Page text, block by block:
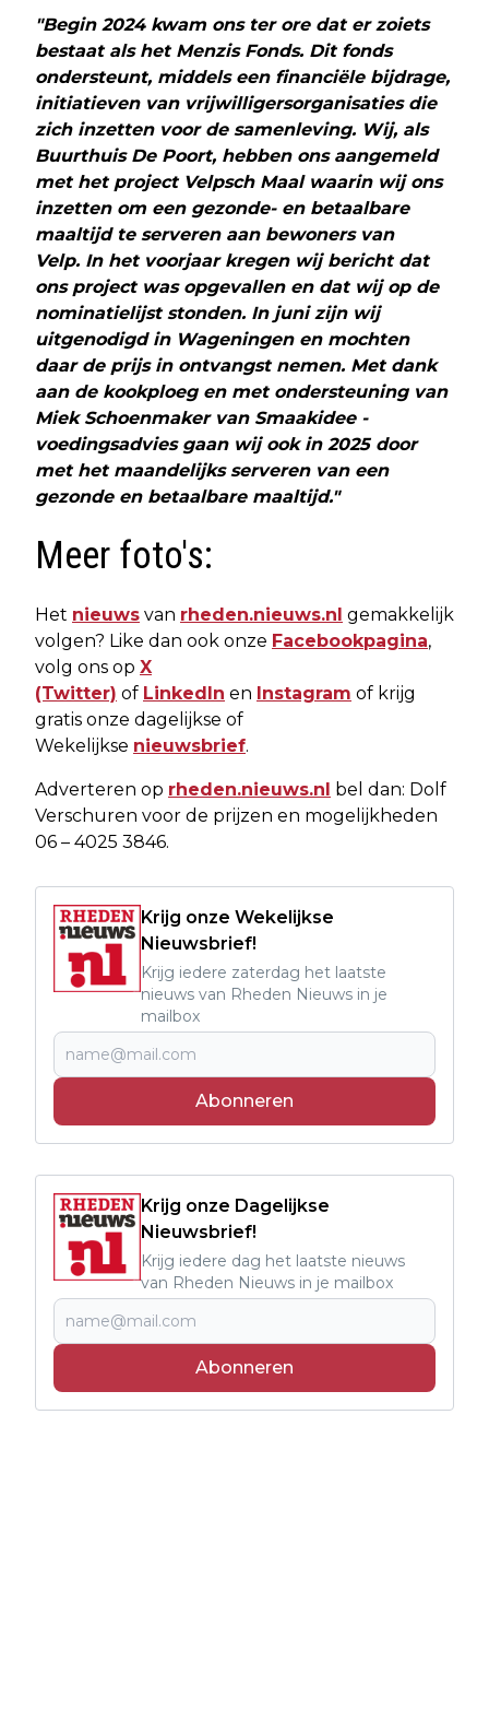
"Begin 2024 kwam ons ter ore dat er zoiets
bestaat als het Menzis Fonds. Dit fonds
ondersteunt, middels een financiële bijdrage,
initiatieven van vrijwilligersorganisaties die
zich inzetten voor de samenleving. Wij, als
Buurthuis De Poort, hebben ons aangemeld
met het project Velpsch Maal waarin wij ons
inzetten om een gezonde- en betaalbare
maaltijd te serveren aan bewoners van
Velp. In het voorjaar kregen wij bericht dat
ons project was opgevallen en dat wij op de
nominatielijst stonden. In juni zijn wij
uitgenodigd in Wageningen en mochten
daar de prijs in ontvangst nemen. Met dank
aan de kookploeg en met ondersteuning van
Miek Schoenmaker van Smaakidee -
voedingsadvies gaan wij ook in 2025 door
met het maandelijks serveren van een
gezonde en betaalbare maaltijd."
Meer foto's:
Het nieuws van rheden.nieuws.nl gemakkelijk
volgen? Like dan ook onze Facebookpagina,
volg ons op X
(Twitter) of LinkedIn en Instagram of krijg
gratis onze dagelijkse of
Wekelijkse nieuwsbrief.
Adverteren op rheden.nieuws.nl bel dan: Dolf
Verschuren voor de prijzen en mogelijkheden
06 – 4025 3846.
Krijg onze Wekelijkse
Nieuwsbrief!
Krijg iedere zaterdag het laatste
nieuws van Rheden Nieuws in je
mailbox
Abonneren
Krijg onze Dagelijkse
Nieuwsbrief!
Krijg iedere dag het laatste nieuws
van Rheden Nieuws in je mailbox
Abonneren